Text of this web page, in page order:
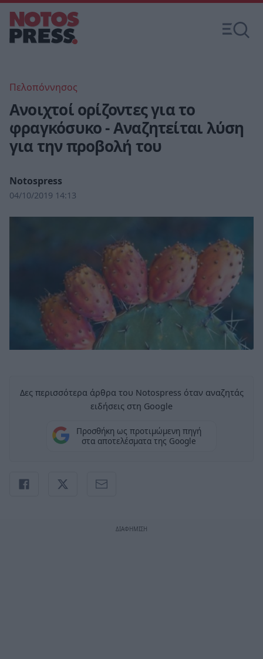
Πελοπόννησος
Ανοιχτοί ορίζοντες για το
φραγκόσυκο - Αναζητείται λύση
για την προβολή του
Notospress
04/10/2019 14:13
Δες περισσότερα άρθρα του Notospress όταν αναζητάς
ειδήσεις στη Google
Προσθήκη ως προτιμώμενη πηγή
στα αποτελέσματα της Google